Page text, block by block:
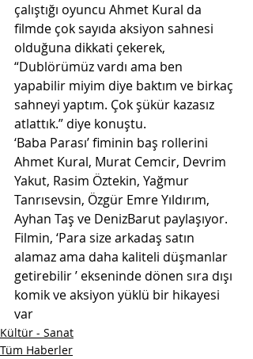
çalıştığı oyuncu Ahmet Kural da
filmde çok sayıda aksiyon sahnesi
olduğuna dikkati çekerek,
“Dublörümüz vardı ama ben
yapabilir miyim diye baktım ve birkaç
sahneyi yaptım. Çok şükür kazasız
atlattık.” diye konuştu.
‘Baba Parası’ fiminin baş rollerini
Ahmet Kural, Murat Cemcir, Devrim
Yakut, Rasim Öztekin, Yağmur
Tanrısevsin, Özgür Emre Yıldırım,
Ayhan Taş ve DenizBarut paylaşıyor.
Filmin, ‘Para size arkadaş satın
alamaz ama daha kaliteli düşmanlar
getirebilir ’ ekseninde dönen sıra dışı
komik ve aksiyon yüklü bir hikayesi
var
Kültür - Sanat
Tüm Haberler